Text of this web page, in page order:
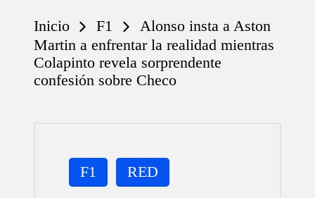
Inicio F1
Alonso insta a Aston
Martin a enfrentar la realidad mientras
Colapinto revela sorprendente
confesión sobre Checo
Publicada
en
F1 RED